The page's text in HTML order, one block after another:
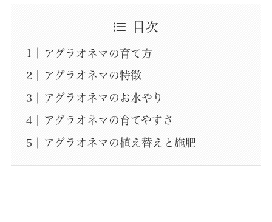
目次
アグラオネマの育て方
アグラオネマの特徴
アグラオネマのお水やり
アグラオネマの育てやすさ
アグラオネマの植え替えと施肥